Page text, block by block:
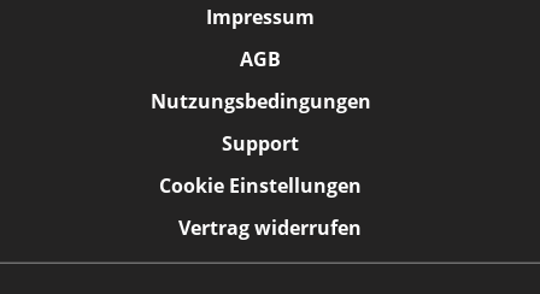
Impressum
AGB
Nutzungsbedingungen
Support
Cookie Einstellungen
Vertrag widerrufen